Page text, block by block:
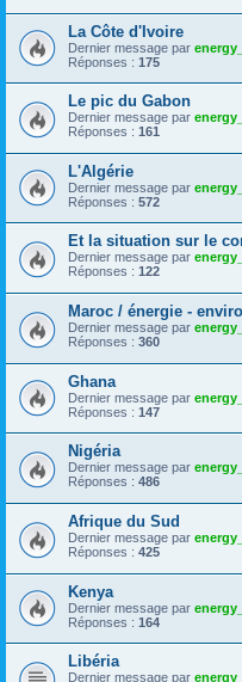
La Côte d'Ivoire
Dernier message par
Réponses : 175
Le pic du Gabon
Dernier message par
Réponses : 161
L'Algérie
Dernier message par
Réponses : 572
Et la situation sur le
Dernier message par
Réponses : 122
Maroc / énergie -
Dernier message par
Réponses : 360
Ghana
Dernier message par
Réponses : 147
Nigéria
Dernier message par
Réponses : 486
Afrique du Sud
Dernier message par
Réponses : 425
Kenya
Dernier message par
Réponses : 164
Libéria
Dernier message par